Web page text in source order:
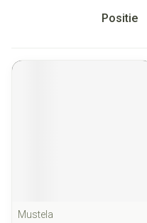
Sorteer op:
Mustela